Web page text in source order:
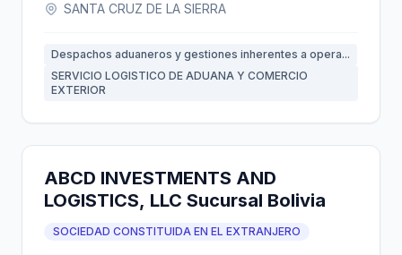
SANTA CRUZ DE LA SIERRA
Despachos aduaneros y gestiones inherentes a opera...
SERVICIO LOGISTICO DE ADUANA Y COMERCIO
EXTERIOR
ABCD INVESTMENTS AND
LOGISTICS, LLC Sucursal Bolivia
SOCIEDAD CONSTITUIDA EN EL EXTRANJERO